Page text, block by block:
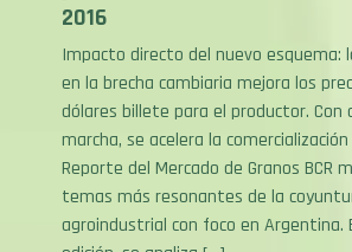
Impacto directo del nuevo esquema:
en la brecha cambiaria mejora los
dólares billete para el productor. Con
marcha, se acelera la
Reporte del Mercado de Granos BCR
temas más resonantes de la
agroindustrial con foco en Argentina.
edición, se analiza […]